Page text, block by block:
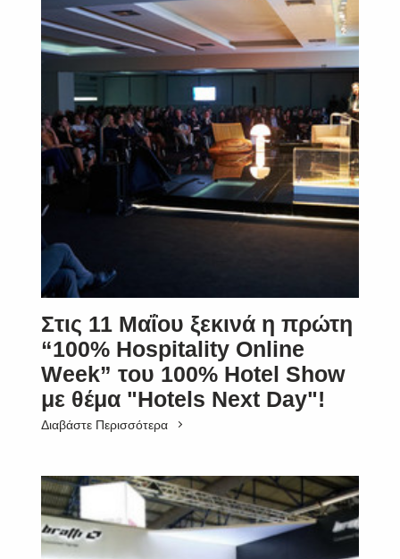
Στις 11 Μαΐου ξεκινά η πρώτη
“100% Hospitality Online
Week” τoυ 100% Hotel Show
με θέμα "Hotels Next Day"!
Διαβάστε Περισσότερα